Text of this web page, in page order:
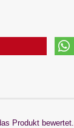
Produkt bewertet.